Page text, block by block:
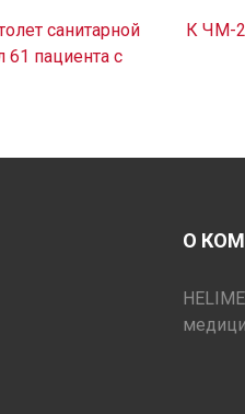
санитарной
61 пациента с
К ЧМ-
О